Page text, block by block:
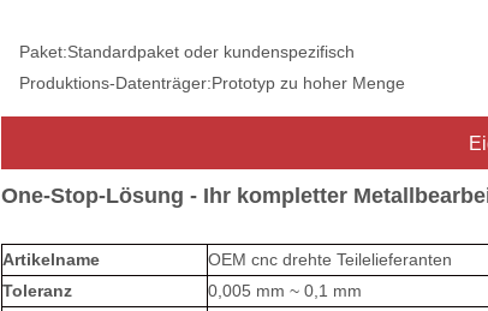
Paket:Standardpaket oder kundenspezifisch
Produktions-Datenträger:Prototyp zu hoher Menge
One-Stop-Lösung - Ihr kompletter
Artikelname
OEM cnc drehte Teilelieferanten
Toleranz
0,005 mm ~ 0,1 mm